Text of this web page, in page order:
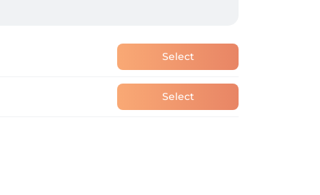
Select
Select